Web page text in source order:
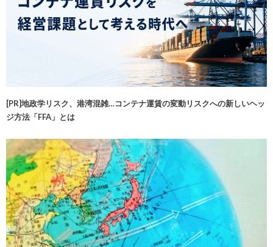
[PR]地政学リスク、港湾混雑…コンテナ運賃の変動リスクへの新しいヘッ
ジ方法「FFA」とは